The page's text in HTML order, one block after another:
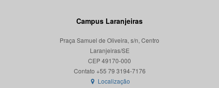
Campus Laranjeiras
Praça Samuel de Oliveira, s/n, Centro
Laranjeiras/SE
CEP 49170-000
Localização